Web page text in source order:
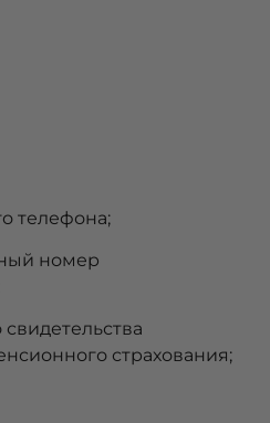
телефона;
номер
страхования;